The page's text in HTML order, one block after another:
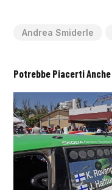
Andrea Smiderle
Potrebbe Piacerti Anche